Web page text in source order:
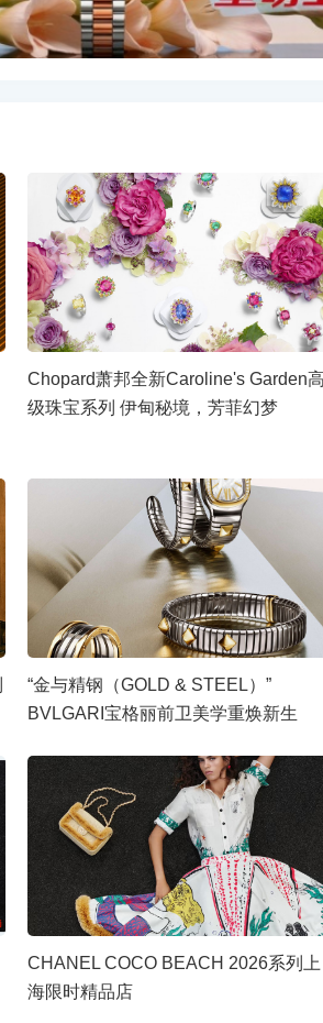
Chopard萧邦全新Caroline's Garden高
级珠宝系列 伊甸秘境，芳菲幻梦
“金与精钢（GOLD & STEEL）”
BVLGARI宝格丽前卫美学重焕新生
CHANEL COCO BEACH 2026系列上
海限时精品店